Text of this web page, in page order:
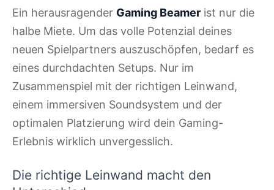
Ein herausragender Gaming Beamer ist nur die
halbe Miete. Um das volle Potenzial deines
neuen Spielpartners auszuschöpfen, bedarf es
eines durchdachten Setups. Nur im
Zusammenspiel mit der richtigen Leinwand,
einem immersiven Soundsystem und der
optimalen Platzierung wird dein Gaming-
Erlebnis wirklich unvergesslich.
Die richtige Leinwand macht den